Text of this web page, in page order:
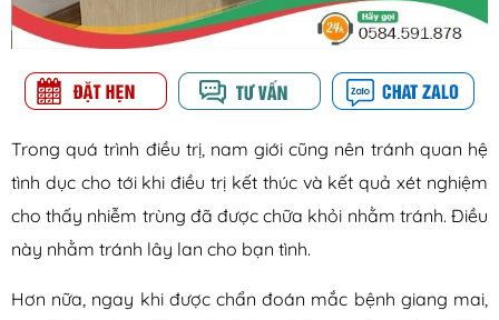
Trong quá trình điều trị, nam giới cũng nên tránh quan hệ
tình dục cho tới khi điều trị kết thúc và kết quả xét nghiệm
cho thấy nhiễm trùng đã được chữa khỏi nhằm tránh. Điều
này nhằm tránh lây lan cho bạn tình.
Hơn nữa, ngay khi được chẩn đoán mắc bệnh giang mai,